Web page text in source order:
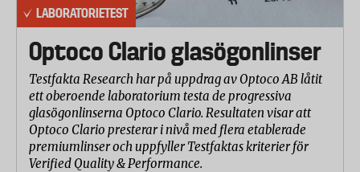
LABORATORIETEST
Optoco Clario glasögonlinser
Testfakta Research har på uppdrag av Optoco AB låtit
ett oberoende laboratorium testa de progressiva
glasögonlinserna Optoco Clario. Resultaten visar att
Optoco Clario presterar i nivå med flera etablerade
premiumlinser och uppfyller Testfaktas kriterier för
Verified Quality & Performance.